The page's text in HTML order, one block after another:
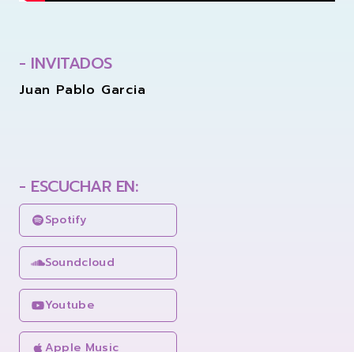
- INVITADOS
Juan Pablo Garcia
- ESCUCHAR EN:
Spotify
Soundcloud
Youtube
Apple Music